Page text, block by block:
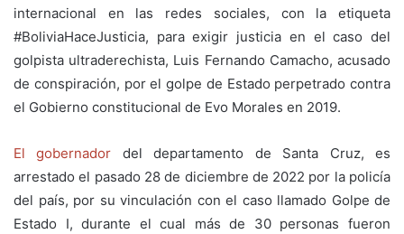
internacional en las redes sociales, con la etiqueta
#BoliviaHaceJusticia, para exigir justicia en el caso del
golpista ultraderechista, Luis Fernando Camacho, acusado
de conspiración, por el golpe de Estado perpetrado contra
el Gobierno constitucional de Evo Morales en 2019.
El gobernador del departamento de Santa Cruz, es
arrestado el pasado 28 de diciembre de 2022 por la policía
del país, por su vinculación con el caso llamado Golpe de
Estado I, durante el cual más de 30 personas fueron